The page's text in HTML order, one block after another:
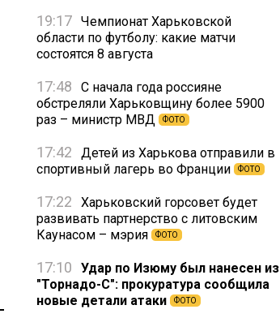
19:17 Чемпионат Харьковской
области по футболу: какие матчи
состоятся 8 августа
17:48
С начала года россияне
обстреляли Харьковщину более 5900
раз – министр МВД
ФОТО
17:42
Детей из Харькова отправили в
спортивный лагерь во Франции
ФОТО
17:22
Харьковский горсовет будет
развивать партнерство с литовским
Каунасом – мэрия
ФОТО
17:10
Удар по Изюму был нанесен из
"Торнадо-С": прокуратура сообщила
новые детали атаки
ФОТО